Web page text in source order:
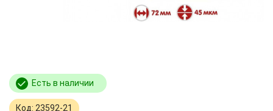
Есть в наличии
Код: 23592-21